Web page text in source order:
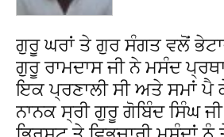
ਗੁਰੂ ਘਰਾਂ ਤੇ ਗੁਰ ਸੰਗਤ ਵਲੋਂ
ਗੁਰੂ ਰਾਮਦਾਸ ਜੀ ਨੇ ਮਸੰਦ
ਇਕ ਪ੍ਰਣਾਲੀ ਸੀ ਅਤੇ ਸਮਾਂ ਪੈ
ਨਾਨਕ ਸ੍ਰੀ ਗੁਰੂ ਗੋਬਿੰਦ ਸਿੰਘ